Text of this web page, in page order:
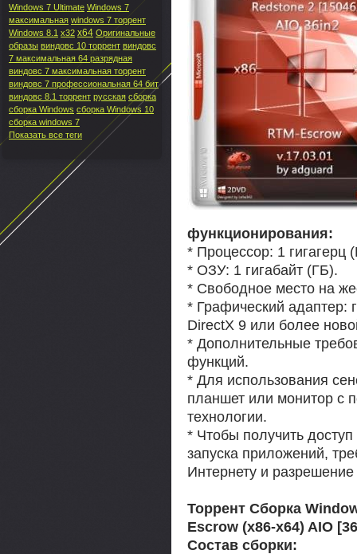
функционирования:
* Процессор: 1 гигагерц
* ОЗУ: 1 гигабайт (ГБ).
* Свободное место на
* Графический адаптер:
DirectX 9 или более
* Дополнительные
функций.
* Для использования
планшет или монитор с
технологии.
* Чтобы получить
запуска приложений,
Интернету и
Торрент Сборка
Escrow (x86-x64) AIO
Состав сборки:
Windows 7 Ultimate Windows 7
максимальная windows 7 торрент
Windows 8.1 x32 x64 Оригинальные
образы виндовс 10 торрент виндовс
7 максимальная 64 разрядная
виндовс 7 максимальная торрент
виндовс 7 профессиональная 64 бит
виндовс 8.1 торрент русская сборка
сборка Windows сборка Windows 10
сборка windows 7
Показать все теги